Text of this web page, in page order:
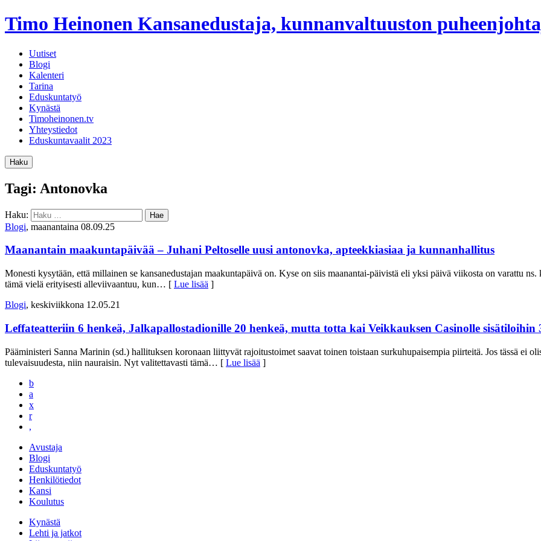
Timo Heinonen Kansanedustaja, kunnanvaltuuston
Uutiset
Blogi
Kalenteri
Tarina
Eduskuntatyö
Kynästä
Timoheinonen.tv
Yhteystiedot
Eduskuntavaalit 2023
Haku
Tagi: Antonovka
Haku:
Blogi, maanantaina 08.09.25
Maanantain maakuntapäivää – Juhani Peltoselle uusi antonovka, apteekkiasiaa ja kunnanhallitus
Monesti kysytään, että millainen se kansanedustajan maakuntapäivä on. Kyse on siis maanantai-päivistä eli yksi päivä viikosta on varattu
tämä vielä erityisesti alleviivaantuu, kun… [ Lue lisää ]
Blogi, keskiviikkona 12.05.21
Leffateatteriin 6 henkeä, Jalkapallostadionille 20 henkeä, mutta totta kai Veikkauksen Casinolle sisätiloihin
Pääministeri Sanna Marinin (sd.) hallituksen koronaan liittyvät rajoitustoimet saavat toinen toistaan surkuhupaisempia piirteitä. Jos tässä ei
tulevaisuudesta, niin nauraisin. Nyt valitettavasti tämä… [ Lue lisää ]
b
a
x
r
,
Avustaja
Blogi
Eduskuntatyö
Henkilötiedot
Kansi
Koulutus
Kynästä
Lehti ja jatkot